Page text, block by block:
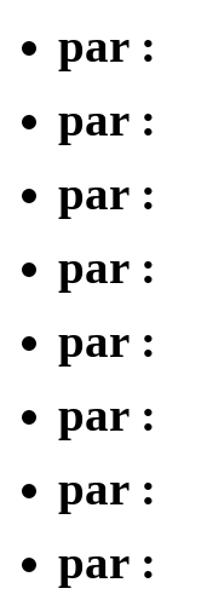
par :
par :
par :
par :
par :
par :
par :
par :